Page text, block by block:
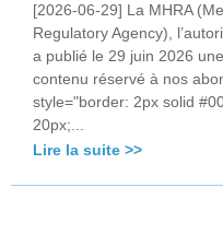
[2026-06-29] La MHRA
Regulatory Agency),
a publié le 29 juin 2026
contenu réservé à nos
style="border: 2px solid
20px;...
Lire la suite >>